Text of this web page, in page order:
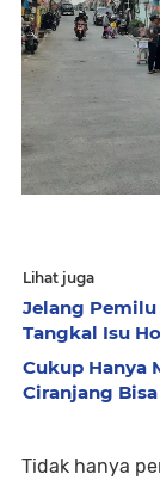
Lihat juga
Jelang Pemilu
Tangkal Isu
Cukup Hanya
Ciranjang
Tidak hanya